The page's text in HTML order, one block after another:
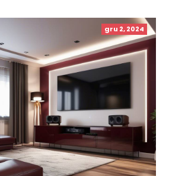
gru 2, 2024